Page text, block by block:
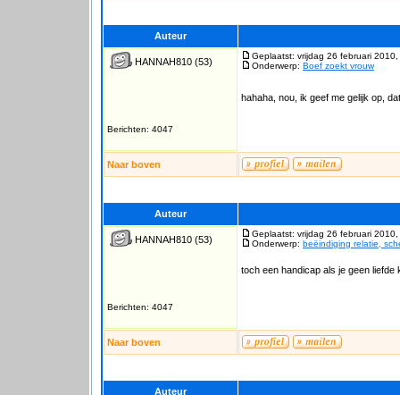
Auteur
HANNAH810 (53)
Berichten: 4047
Geplaatst: vrijdag 26 februari
Onderwerp: Boef zoekt vrouw
hahaha, nou, ik geef me gelijk op,
Naar boven
Auteur
HANNAH810 (53)
Berichten: 4047
Geplaatst: vrijdag 26 februari
Onderwerp: beëindiging relatie,
toch een handicap als je geen
Naar boven
Auteur